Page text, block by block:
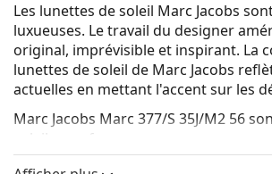
Les lunettes de soleil Marc Jacobs
luxueuses. Le travail du designer
original, imprévisible et inspirant. La
lunettes de soleil de Marc Jacobs
actuelles en mettant l'accent sur les
Marc Jacobs Marc 377/S 35J/M2 56
soleil pour femmes.
Monture de lunettes de soleil